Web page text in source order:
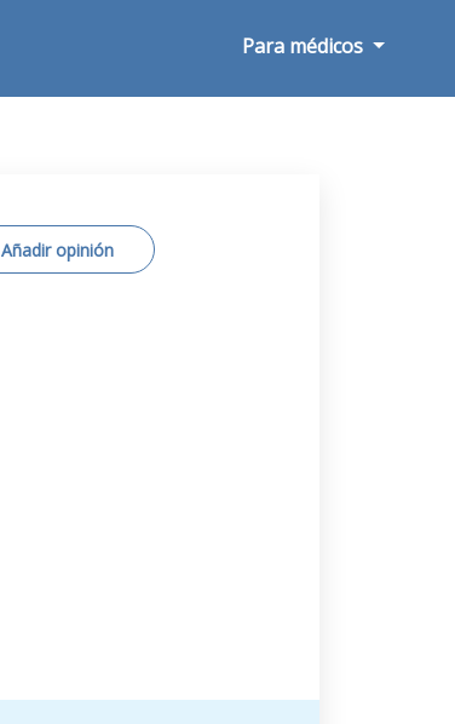
Para médicos
Añadir opinión